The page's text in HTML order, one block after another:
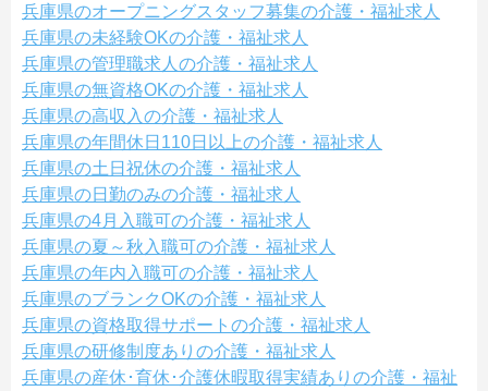
兵庫県のオープニングスタッフ募集の介護・福祉求人
兵庫県の未経験OKの介護・福祉求人
兵庫県の管理職求人の介護・福祉求人
兵庫県の無資格OKの介護・福祉求人
兵庫県の高収入の介護・福祉求人
兵庫県の年間休日110日以上の介護・福祉求人
兵庫県の土日祝休の介護・福祉求人
兵庫県の日勤のみの介護・福祉求人
兵庫県の4月入職可の介護・福祉求人
兵庫県の夏～秋入職可の介護・福祉求人
兵庫県の年内入職可の介護・福祉求人
兵庫県のブランクOKの介護・福祉求人
兵庫県の資格取得サポートの介護・福祉求人
兵庫県の研修制度ありの介護・福祉求人
兵庫県の産休･育休･介護休暇取得実績ありの介護・福祉